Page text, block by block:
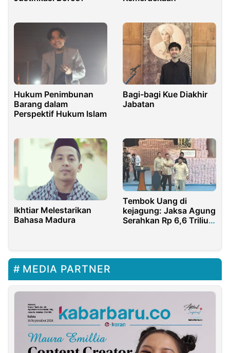
Hukum Penimbunan
Barang dalam
Perspektif Hukum Islam
Bagi-bagi Kue Diakhir
Jabatan
Ikhtiar Melestarikan
Bahasa Madura
Tembok Uang di
kejagung: Jaksa Agung
Serahkan Rp 6,6 Triliun
MEDIA PARTNER